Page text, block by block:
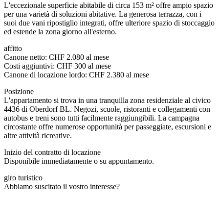
L'eccezionale superficie abitabile di circa 153 m² offre ampio spazio
per una varietà di soluzioni abitative. La generosa terrazza, con i
suoi due vani ripostiglio integrati, offre ulteriore spazio di stoccaggio
ed estende la zona giorno all'esterno.
affitto
Canone netto: CHF 2.080 al mese
Costi aggiuntivi: CHF 300 al mese
Canone di locazione lordo: CHF 2.380 al mese
Posizione
L'appartamento si trova in una tranquilla zona residenziale al civico
4436 di Oberdorf BL. Negozi, scuole, ristoranti e collegamenti con
autobus e treni sono tutti facilmente raggiungibili. La campagna
circostante offre numerose opportunità per passeggiate, escursioni e
altre attività ricreative.
Inizio del contratto di locazione
Disponibile immediatamente o su appuntamento.
giro turistico
Abbiamo suscitato il vostro interesse?